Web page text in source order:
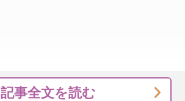
記事全文を読む